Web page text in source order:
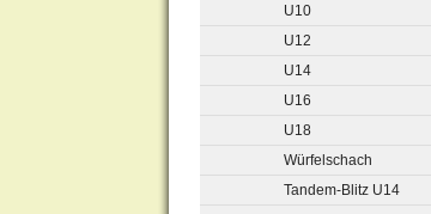
U10
U12
U14
U16
U18
Würfelschach
Tandem-Blitz U14